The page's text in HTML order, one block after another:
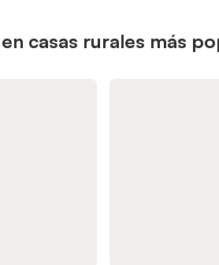
casas rurales más